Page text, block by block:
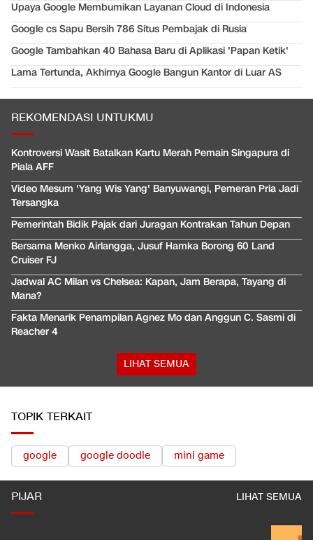
Upaya Google Membumikan Layanan Cloud di Indonesia
Google cs Sapu Bersih 786 Situs Pembajak di Rusia
Google Tambahkan 40 Bahasa Baru di Aplikasi 'Papan Ketik'
Lama Tertunda, Akhirnya Google Bangun Kantor di Luar AS
REKOMENDASI UNTUKMU
Kontroversi Wasit Batalkan Kartu Merah Pemain Singapura di
Piala AFF
Video Mesum 'Yang Wis Yang' Banyuwangi, Pemeran Pria Jadi
Tersangka
Pemerintah Bidik Pajak dari Juragan Kontrakan Tahun Depan
Bersama Menko Airlangga, Jusuf Hamka Borong 60 Land
Cruiser FJ
Jadwal AC Milan vs Chelsea: Kapan, Jam Berapa, Tayang di
Mana?
Fakta Menarik Penampilan Agnez Mo dan Anggun C. Sasmi di
Reacher 4
LIHAT SEMUA
TOPIK TERKAIT
google google doodle mini game
PIJAR LIHAT SEMUA